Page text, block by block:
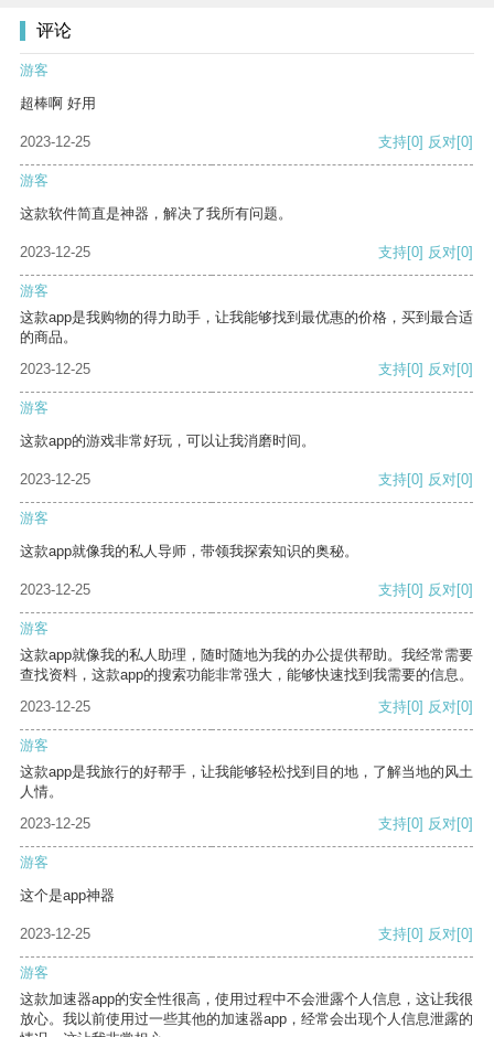
评论
游客
超棒啊 好用
2023-12-25 支持[0] 反对[0]
游客
这款软件简直是神器，解决了我所有问题。
2023-12-25 支持[0] 反对[0]
游客
这款app是我购物的得力助手，让我能够找到最优惠的价格，买到最合适
的商品。
2023-12-25
支持[0] 反对[0]
游客
这款app的游戏非常好玩，可以让我消磨时间。
2023-12-25 支持[0] 反对[0]
游客
这款app就像我的私人导师，带领我探索知识的奥秘。
2023-12-25 支持[0] 反对[0]
游客
这款app就像我的私人助理，随时随地为我的办公提供帮助。我经常需要
查找资料，这款app的搜索功能非常强大，能够快速找到我需要的信息。
2023-12-25
支持[0] 反对[0]
游客
这款app是我旅行的好帮手，让我能够轻松找到目的地，了解当地的风土
人情。
2023-12-25
支持[0] 反对[0]
游客
这个是app神器
2023-12-25 支持[0] 反对[0]
游客
这款加速器app的安全性很高，使用过程中不会泄露个人信息，这让我很
放心。我以前使用过一些其他的加速器app，经常会出现个人信息泄露的